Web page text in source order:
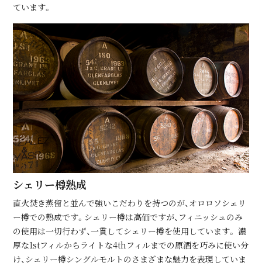
ています。
シェリー樽熟成
直⽕焚き蒸留と並んで強いこだわりを持つのが、オロロソシェリ
ー樽での熟成です。シェリー樽は⾼価ですが、フィニッシュのみ
の使⽤は⼀切⾏わず、⼀貫してシェリー樽を使⽤しています。 濃
厚な1stフィルからライトな4thフィルまでの原酒を巧みに使い分
け、シェリー樽シングルモルトのさまざまな魅⼒を表現していま